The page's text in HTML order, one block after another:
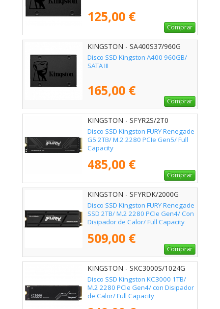
125,00 €
Comprar
KINGSTON - SA400S37/960G
Disco SSD Kingston A400 960GB/
SATA III
165,00 €
Comprar
KINGSTON - SFYR2S/2T0
Disco SSD Kingston FURY Renegade
G5 2TB/ M.2 2280 PCIe Gen5/ Full
Capacity
485,00 €
Comprar
KINGSTON - SFYRDK/2000G
Disco SSD Kingston FURY Renegade
SSD 2TB/ M.2 2280 PCIe Gen4/ Con
Disipador de Calor/ Full Capacity
509,00 €
Comprar
KINGSTON - SKC3000S/1024G
Disco SSD Kingston KC3000 1TB/
M.2 2280 PCIe Gen4/ con Disipador
de Calor/ Full Capacity